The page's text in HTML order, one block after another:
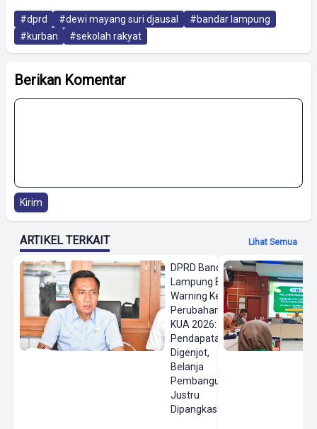
#dprd #dewi mayang suri djausal
#bandar lampung
#kurban
#sekolah rakyat
Berikan Komentar
Kirim
ARTIKEL TERKAIT Lihat Semua
DPRD Bandar
Lampung Beri
Warning Keras
Perubahan
KUA 2026:
Pendapatan
Digenjot,
Belanja
Pembangunan
Justru
Dipangkas